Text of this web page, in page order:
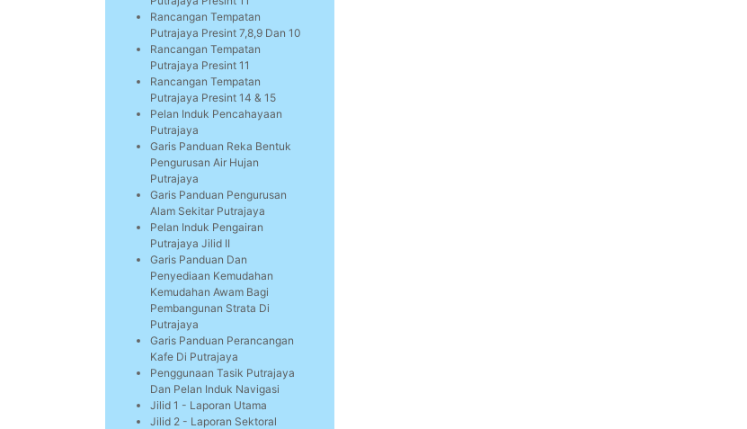
Rancangan Tempatan
Putrajaya Presint 7,8,9 Dan 10
Rancangan Tempatan
Putrajaya Presint 11
Rancangan Tempatan
Putrajaya Presint 14 & 15
Pelan Induk Pencahayaan
Putrajaya
Garis Panduan Reka Bentuk
Pengurusan Air Hujan
Putrajaya
Garis Panduan Pengurusan
Alam Sekitar Putrajaya
Pelan Induk Pengairan
Putrajaya Jilid II
Garis Panduan Dan
Penyediaan Kemudahan
Kemudahan Awam Bagi
Pembangunan Strata Di
Putrajaya
Garis Panduan Perancangan
Kafe Di Putrajaya
Penggunaan Tasik Putrajaya
Dan Pelan Induk Navigasi
Jilid 1 - Laporan Utama
Jilid 2 - Laporan Sektoral